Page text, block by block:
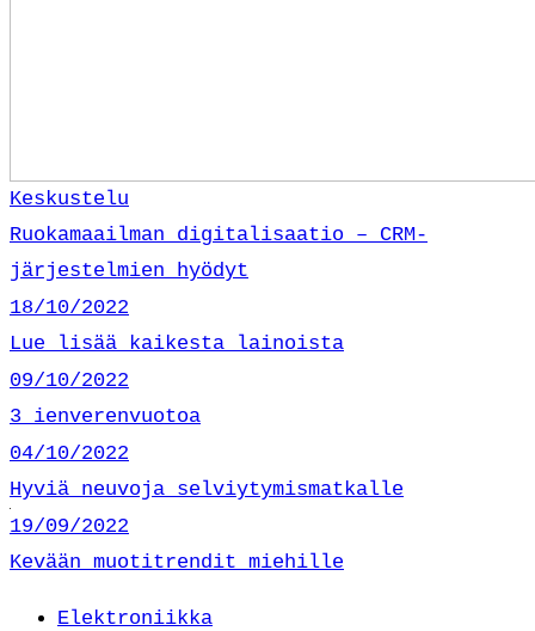
Keskustelu
Ruokamaailman digitalisaatio – CRM-
järjestelmien hyödyt
18/10/2022
Lue lisää kaikesta lainoista
09/10/2022
3 ienverenvuotoa
04/10/2022
Hyviä neuvoja selviytymismatkalle
19/09/2022
Kevään muotitrendit miehille
Elektroniikka